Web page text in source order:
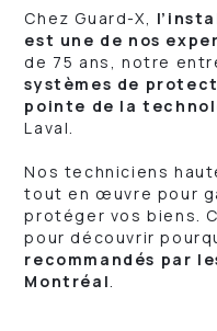
Chez Guard-X,
est une de nos
de 75 ans, notre
systèmes de
pointe de la
Laval.
Nos techniciens
tout en œuvre pour
protéger vos biens.
pour découvrir
recommandés par
Montréal.